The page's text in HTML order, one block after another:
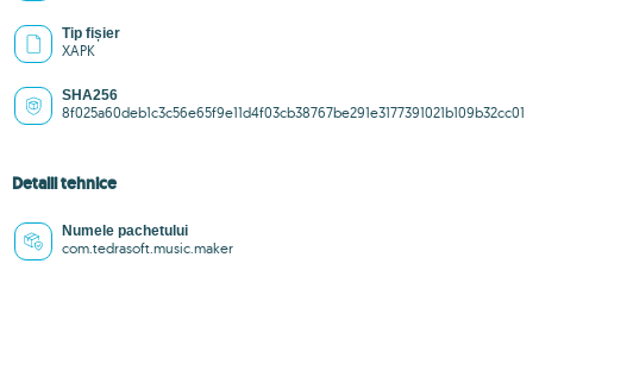
Tip fișier
XAPK
SHA256
8f025a60deb1c3c56e65f9e11d4f03cb38767be291e3177391021b109b32cc01
Detalii tehnice
Numele pachetului
com.tedrasoft.music.maker